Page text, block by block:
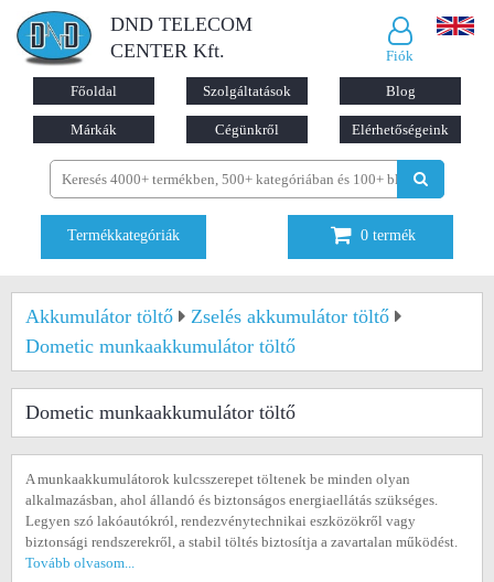
DND TELECOM
CENTER Kft.
Fiók
Főoldal Szolgáltatások Blog
Márkák Cégünkről Elérhetőségeink
Termékkategóriák 0 termék
Akkumulátor töltő
Zselés akkumulátor töltő
Dometic munkaakkumulátor töltő
Dometic munkaakkumulátor töltő
A munkaakkumulátorok kulcsszerepet töltenek be minden olyan
alkalmazásban, ahol állandó és biztonságos energiaellátás szükséges.
Legyen szó lakóautókról, rendezvénytechnikai eszközökről vagy
biztonsági rendszerekről, a stabil töltés biztosítja a zavartalan működést.
Tovább olvasom...